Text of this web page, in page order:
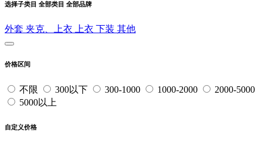
选择子类目 全部类目 全部品牌
外套 夹克、上衣 上衣 下装 其他
价格区间
不限 300以下 300-1000 1000-2000
2000-5000
5000以上
自定义价格